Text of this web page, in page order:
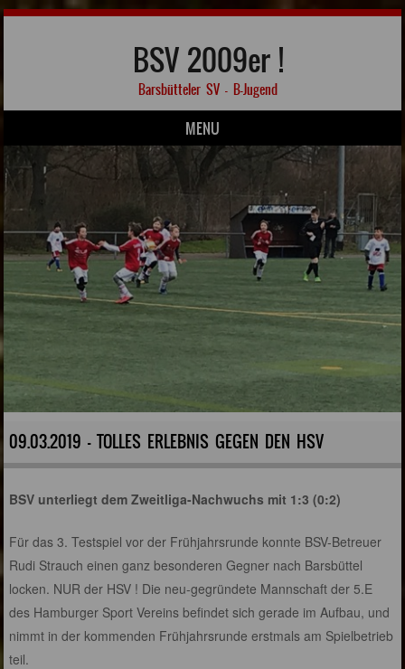
BSV 2009er !
Barsbütteler SV – B-Jugend
MENU
Skip to content
09.03.2019 - TOLLES ERLEBNIS GEGEN DEN HSV
BSV unterliegt dem Zweitliga-Nachwuchs mit 1:3 (0:2)
Für das 3. Testspiel vor der Frühjahrsrunde konnte BSV-Betreuer
Rudi Strauch einen ganz besonderen Gegner nach Barsbüttel
locken. NUR der HSV ! Die neu-gegründete Mannschaft der 5.E
des Hamburger Sport Vereins befindet sich gerade im Aufbau, und
nimmt in der kommenden Frühjahrsrunde erstmals am Spielbetrieb
teil.